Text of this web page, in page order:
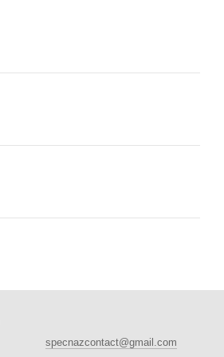
specnazcontact@gmail.com